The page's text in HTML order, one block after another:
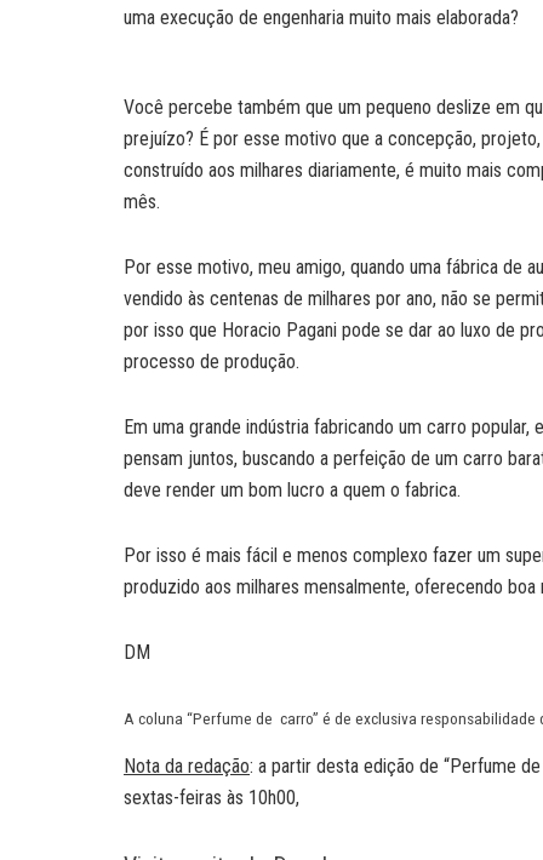
uma execução de engenharia muito mais elaborada?
Você percebe também que um pequeno deslize em
prejuízo? É por esse motivo que a concepção,
construído aos milhares diariamente, é muito mais
mês.
Por esse motivo, meu amigo, quando uma fábrica de
vendido às centenas de milhares por ano, não se
por isso que Horacio Pagani pode se dar ao luxo de
processo de produção.
Em uma grande indústria fabricando um carro
pensam juntos, buscando a perfeição de um carro
deve render um bom lucro a quem o fabrica.
Por isso é mais fácil e menos complexo fazer um
produzido aos milhares mensalmente, oferecendo
DM
A coluna “Perfume de carro” é de exclusiva responsabilidade
Nota da redação: a partir desta edição de “Perfume
sextas-feiras às 10h00,